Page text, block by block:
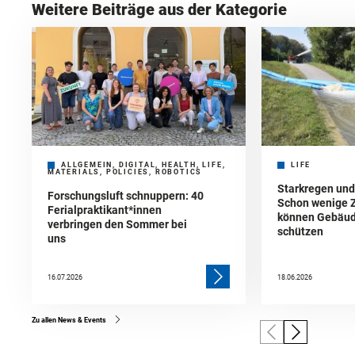
Weitere Beiträge aus der Kategorie
ALLGEMEIN, DIGITAL, HEALTH, LIFE,
MATERIALS, POLICIES, ROBOTICS
Forschungsluft schnuppern: 40
Ferialpraktikant*innen
verbringen den Sommer bei
uns
16.07.2026
LIFE
Starkregen
Schon wenige
können
schützen
18.06.2026
Zu allen News & Events